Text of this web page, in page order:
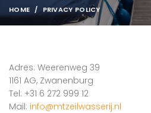
HOME PRIVACY POLICY
Adres: Weerenweg 39
1161 AG, Zwanenburg
Tel: +31 6 272 999 12
Mail: info@mtzeilwasserij.nl